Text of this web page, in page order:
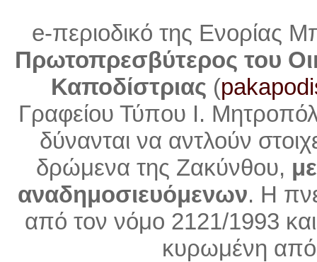
e-περιοδικό της Ενορίας
Πρωτοπρεσβύτερος του
Καποδίστριας (
Γραφείου Τύπου Ι.
δύνανται να αντλούν
δρώμενα της Ζακύνθου,
αναδημοσιευόμενων. Η
από τον νόμο 2121/1993
κυρωμένη